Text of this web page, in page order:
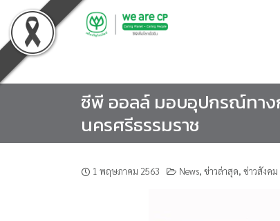
to
content
ซีพี ออลล์ มอบอุปกรณ์ทาง
นครศรีธรรมราช
1 พฤษภาคม 2563 News, ข่าวล่าสุด, ข่าวสังคม